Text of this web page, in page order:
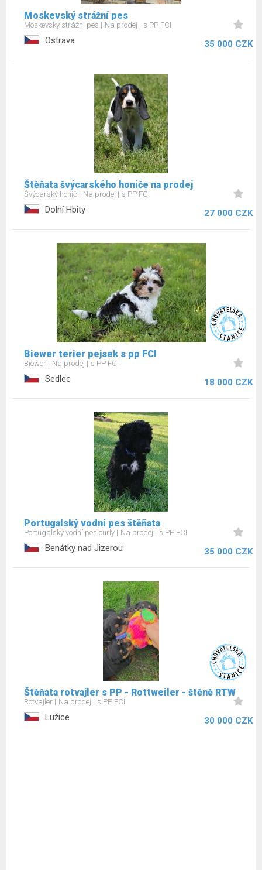
Moskevský strážní pes
Moskevský strážní pes Na prodej s PP FCI
Ostrava 35 000 CZK
Štěňata švýcarského honiče na prodej
Švýcarský honič Na prodej s PP FCI
Dolní Hbity 27 000 CZK
Biewer terier pejsek s pp FCI
Biewer Na prodej s PP FCI
Sedlec 18 000 CZK
Portugalský vodní pes štěňata
Portugalský vodní pes curly Na prodej s PP FCI
Benátky nad Jizerou 35 000 CZK
Štěňata rotvajler s PP - Rottweiler - štěně RTW
Rotvajler Na prodej s PP FCI
Lužice 30 000 CZK